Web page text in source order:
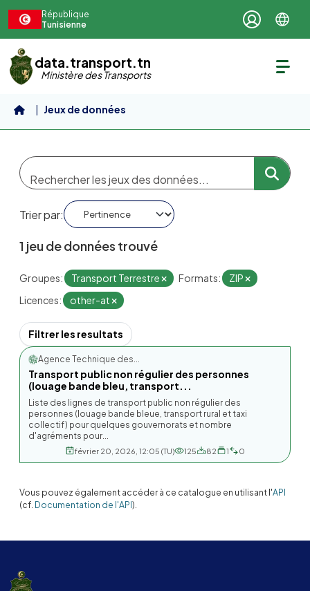
République
Tunisienne
data.transport.tn
Ministère des Transports
Jeux de données
Trier par
1 jeu de données trouvé
Groupes: Transport Terrestre Formats:
ZIP
Licences:
other-at
Filtrer les resultats
Agence Technique des...
Transport public non régulier des personnes
(louage bande bleu, transport...
Liste des lignes de transport public non régulier des
personnes (louage bande bleue, transport rural et taxi
collectif) pour quelques gouvernorats et nombre
d'agréments pour...
février 20, 2026, 12:05 (TU) 125 82 1 0
Vous pouvez également accéder à ce catalogue en utilisant l'API
(cf. Documentation de l'API).